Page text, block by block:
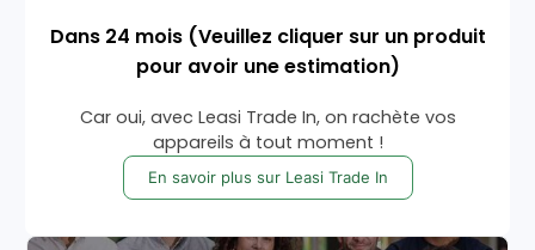
Dans 24 mois (Veuillez cliquer sur un produit
pour avoir une estimation)
Car oui, avec Leasi Trade In, on rachète vos
appareils à tout moment !
En savoir plus sur Leasi Trade In